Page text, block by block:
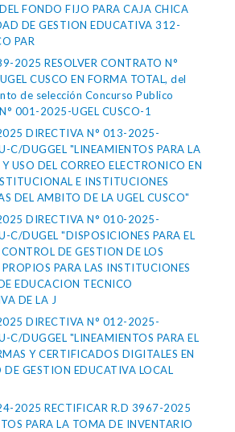
FONDO FIJO PARA CAJA CHICA
DE GESTION EDUCATIVA 312-
PAR
2025 RESOLVER CONTRATO N°
CUSCO EN FORMA TOTAL, del
de selección Concurso Publico
001-2025-UGEL CUSCO-1
DIRECTIVA N° 013-2025-
C/DUGGEL "LINEAMIENTOS PARA LA
USO DEL CORREO ELECTRONICO EN
E INSTITUCIONES
DEL AMBITO DE LA UGEL CUSCO"
DIRECTIVA N° 010-2025-
C/DUGEL "DISPOSICIONES PARA EL
DE GESTION DE LOS
PROPIOS PARA LAS INSTITUCIONES
EDUCACION TECNICO
DE LA J
DIRECTIVA N° 012-2025-
C/DUGGEL "LINEAMIENTOS PARA EL
Y CERTIFICADOS DIGITALES EN
DE GESTION EDUCATIVA LOCAL
2025 RECTIFICAR R.D 3967-2025
PARA LA TOMA DE INVENTARIO